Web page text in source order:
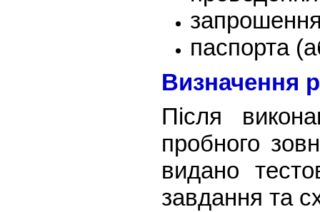
паспорта
Визначення
Після
пробного
видано
завдання та